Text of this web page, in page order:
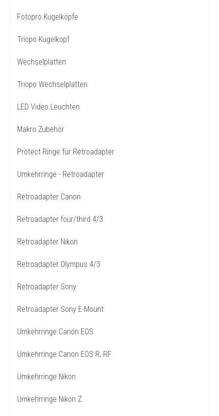
Fotopro Kugelköpfe
Triopo Kugelkopf
Wechselplatten
Triopo Wechselplatten
LED Video Leuchten
Makro Zubehör
Protect Ringe für Retroadapter
Umkehrringe - Retroadapter
Retroadapter Canon
Retroadapter four/third 4/3
Retroadapter Nikon
Retroadapter Olympus 4/3
Retroadapter Sony
Retroadapter Sony E-Mount
Umkehrringe Canon EOS
Umkehrringe Canon EOS R, RF
Umkehrringe Nikon
Umkehrringe Nikon Z